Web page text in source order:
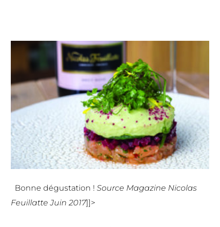
Bonne dégustation !Source Magazine Nicolas
Feuillatte Juin 2017]]>